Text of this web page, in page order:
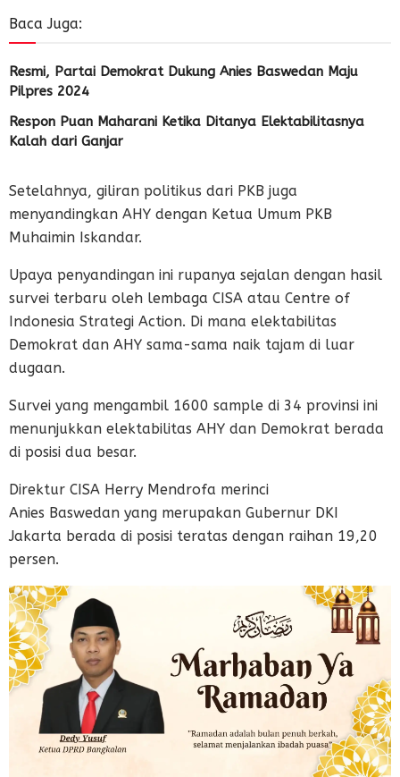
Baca Juga:
Resmi, Partai Demokrat Dukung Anies Baswedan Maju
Pilpres 2024
Respon Puan Maharani Ketika Ditanya Elektabilitasnya
Kalah dari Ganjar
Setelahnya, giliran politikus dari PKB juga
menyandingkan AHY dengan Ketua Umum PKB
Muhaimin Iskandar.
Upaya penyandingan ini rupanya sejalan dengan hasil
survei terbaru oleh lembaga CISA atau Centre of
Indonesia Strategi Action. Di mana elektabilitas
Demokrat dan AHY sama-sama naik tajam di luar
dugaan.
Survei yang mengambil 1600 sample di 34 provinsi ini
menunjukkan elektabilitas AHY dan Demokrat berada
di posisi dua besar.
Direktur CISA Herry Mendrofa merinci
Anies Baswedan yang merupakan Gubernur DKI
Jakarta berada di posisi teratas dengan raihan 19,20
persen.